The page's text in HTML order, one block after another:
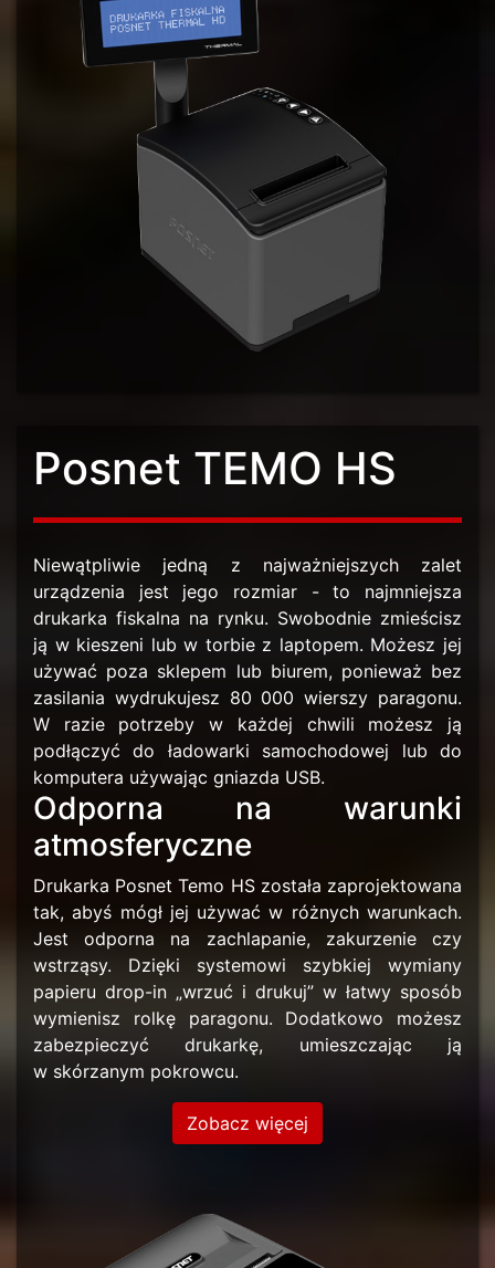
Posnet TEMO HS
Niewątpliwie jedną z najważniejszych zalet
urządzenia jest jego rozmiar - to najmniejsza
drukarka fiskalna na rynku. Swobodnie zmieścisz
ją w kieszeni lub w torbie z laptopem. Możesz jej
używać poza sklepem lub biurem, ponieważ bez
zasilania wydrukujesz 80 000 wierszy paragonu.
W razie potrzeby w każdej chwili możesz ją
podłączyć do ładowarki samochodowej lub do
komputera używając gniazda USB.
Odporna na warunki
atmosferyczne
Drukarka Posnet Temo HS została zaprojektowana
tak, abyś mógł jej używać w różnych warunkach.
Jest odporna na zachlapanie, zakurzenie czy
wstrząsy. Dzięki systemowi szybkiej wymiany
papieru drop-in „wrzuć i drukuj” w łatwy sposób
wymienisz rolkę paragonu. Dodatkowo możesz
zabezpieczyć drukarkę, umieszczając ją
w skórzanym pokrowcu.
Zobacz więcej